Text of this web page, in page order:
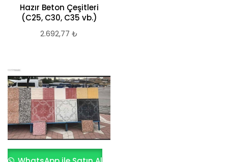
Hazır Beton Çeşitleri
(C25, C30, C35 vb.)
2.692,77 ₺